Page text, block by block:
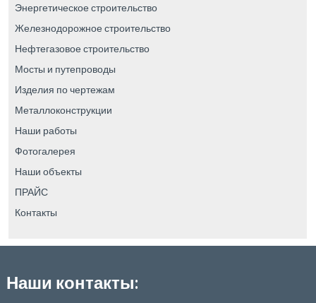
Энергетическое строительство
Железнодорожное строительство
Нефтегазовое строительство
Мосты и путепроводы
Изделия по чертежам
Металлоконструкции
Наши работы
Фотогалерея
Наши объекты
ПРАЙС
Контакты
Наши контакты: